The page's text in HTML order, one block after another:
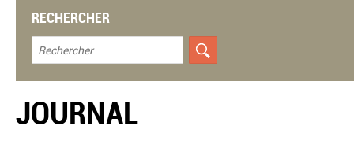
RECHERCHER
JOURNAL